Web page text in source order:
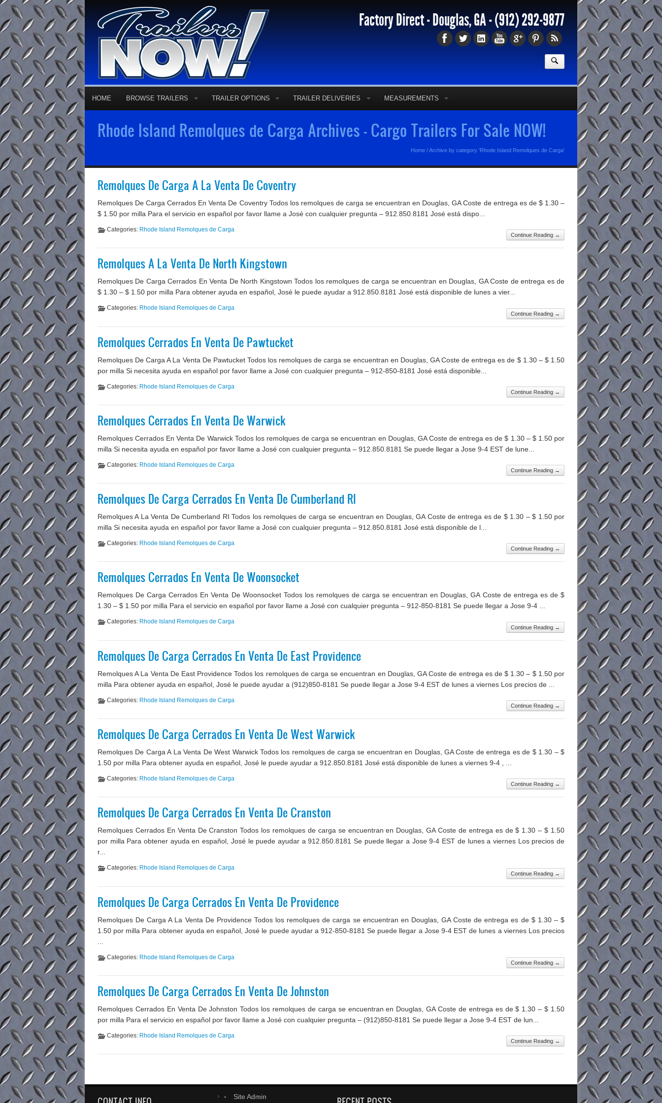
Factory Direct - Douglas, GA -(912) 292-9877
HOME BROWSE TRAILERS TRAILER OPTIONS TRAILER DELIVERIES MEASUREMENTS
Rhode Island Remolques de Carga Archives - Cargo Trailers For Sale NOW!
Home /Archive by category 'Rhode Island Remolques de Carga'
Remolques De Carga A La Venta De Coventry
Remolques De Carga Cerrados En Venta De Coventry Todos los remolques de carga se encuentran en Douglas, GA Coste de entrega es de $ 1.30 –
$ 1.50 por milla Para el servicio en español por favor llame a José con cualquier pregunta – 912.850.8181 José está dispo...
Continue Reading →
Categories: Rhode Island Remolques de Carga
Remolques A La Venta De North Kingstown
Remolques De Carga Cerrados En Venta De North Kingstown Todos los remolques de carga se encuentran en Douglas, GA Coste de entrega es de
$ 1.30 – $ 1.50 por milla Para obtener ayuda en español, José le puede ayudar a 912.850.8181 José está disponible de lunes a vier...
Continue Reading →
Categories: Rhode Island Remolques de Carga
Remolques Cerrados En Venta De Pawtucket
Remolques De Carga A La Venta De Pawtucket Todos los remolques de carga se encuentran en Douglas, GA Coste de entrega es de $ 1.30 – $ 1.50
por milla Si necesita ayuda en español por favor llame a José con cualquier pregunta – 912-850-8181 José está disponible...
Continue Reading →
Categories: Rhode Island Remolques de Carga
Remolques Cerrados En Venta De Warwick
Remolques Cerrados En Venta De Warwick Todos los remolques de carga se encuentran en Douglas, GA Coste de entrega es de $ 1.30 – $ 1.50 por
milla Si necesita ayuda en español por favor llame a José con cualquier pregunta – 912.850.8181 Se puede llegar a Jose 9-4 EST de lune...
Continue Reading →
Categories: Rhode Island Remolques de Carga
Remolques De Carga Cerrados En Venta De Cumberland RI
Remolques A La Venta De Cumberland RI Todos los remolques de carga se encuentran en Douglas, GA Coste de entrega es de $ 1.30 – $ 1.50 por
milla Si necesita ayuda en español por favor llame a José con cualquier pregunta – 912.850.8181 José está disponible de l...
Continue Reading →
Categories: Rhode Island Remolques de Carga
Remolques Cerrados En Venta De Woonsocket
Remolques De Carga Cerrados En Venta De Woonsocket Todos los remolques de carga se encuentran en Douglas, GA Coste de entrega es de $
1.30 – $ 1.50 por milla Para el servicio en español por favor llame a José con cualquier pregunta – 912-850-8181 Se puede llegar a Jose 9-4 ...
Continue Reading →
Categories: Rhode Island Remolques de Carga
Remolques De Carga Cerrados En Venta De East Providence
Remolques A La Venta De East Providence Todos los remolques de carga se encuentran en Douglas, GA Coste de entrega es de $ 1.30 – $ 1.50 por
milla Para obtener ayuda en español, José le puede ayudar a (912)850-8181 Se puede llegar a Jose 9-4 EST de lunes a viernes Los precios de ...
Continue Reading →
Categories: Rhode Island Remolques de Carga
Remolques De Carga Cerrados En Venta De West Warwick
Remolques De Carga A La Venta De West Warwick Todos los remolques de carga se encuentran en Douglas, GA Coste de entrega es de $ 1.30 – $
1.50 por milla Para obtener ayuda en español, José le puede ayudar a 912.850.8181 José está disponible de lunes a viernes 9-4 , ...
Continue Reading →
Categories: Rhode Island Remolques de Carga
Remolques De Carga Cerrados En Venta De Cranston
Remolques Cerrados En Venta De Cranston Todos los remolques de carga se encuentran en Douglas, GA Coste de entrega es de $ 1.30 – $ 1.50
por milla Para obtener ayuda en español, José le puede ayudar a 912.850.8181 Se puede llegar a Jose 9-4 EST de lunes a viernes Los precios de
r...
Continue Reading →
Categories: Rhode Island Remolques de Carga
Remolques De Carga Cerrados En Venta De Providence
Remolques De Carga A La Venta De Providence Todos los remolques de carga se encuentran en Douglas, GA Coste de entrega es de $ 1.30 – $
1.50 por milla Para obtener ayuda en español, José le puede ayudar a 912-850-8181 Se puede llegar a Jose 9-4 EST de lunes a viernes Los precios
Continue Reading →
Categories: Rhode Island Remolques de Carga
Remolques De Carga Cerrados En Venta De Johnston
Remolques Cerrados En Venta De Johnston Todos los remolques de carga se encuentran en Douglas, GA Coste de entrega es de $ 1.30 – $ 1.50
por milla Para el servicio en español por favor llame a José con cualquier pregunta – (912)850-8181 Se puede llegar a Jose 9-4 EST de lun...
Continue Reading →
Categories: Rhode Island Remolques de Carga
Site Admin